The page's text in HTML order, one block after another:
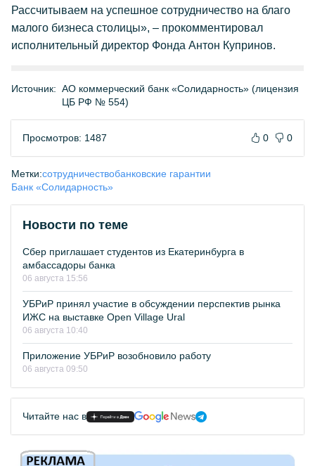
Рассчитываем на успешное сотрудничество на благо
малого бизнеса столицы», – прокомментировал
исполнительный директор Фонда Антон Купринов.
Источник: АО коммерческий банк «Солидарность» (лицензия
ЦБ РФ № 554)
Просмотров: 1487 0 0
Метки:сотрудничествобанковские гарантии
Банк «Солидарность»
Новости по теме
Сбер приглашает студентов из Екатеринбурга в
амбассадоры банка
06 августа 15:56
УБРиР принял участие в обсуждении перспектив рынка
ИЖС на выставке Open Village Ural
06 августа 10:40
Приложение УБРиР возобновило работу
06 августа 09:50
Читайте нас в